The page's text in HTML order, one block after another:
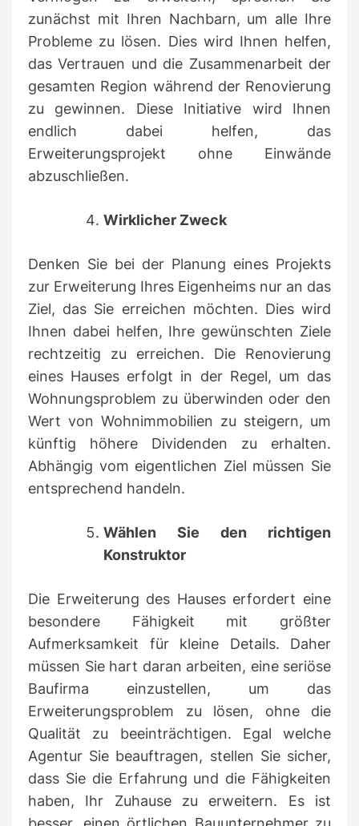
zunächst mit Ihren Nachbarn, um alle Ihre
Probleme zu lösen. Dies wird Ihnen helfen,
das Vertrauen und die Zusammenarbeit der
gesamten Region während der Renovierung
zu gewinnen. Diese Initiative wird Ihnen
endlich dabei helfen, das
Erweiterungsprojekt ohne Einwände
abzuschließen.
Wirklicher Zweck
Denken Sie bei der Planung eines Projekts
zur Erweiterung Ihres Eigenheims nur an das
Ziel, das Sie erreichen möchten. Dies wird
Ihnen dabei helfen, Ihre gewünschten Ziele
rechtzeitig zu erreichen. Die Renovierung
eines Hauses erfolgt in der Regel, um das
Wohnungsproblem zu überwinden oder den
Wert von Wohnimmobilien zu steigern, um
künftig höhere Dividenden zu erhalten.
Abhängig vom eigentlichen Ziel müssen Sie
entsprechend handeln.
Wählen Sie den richtigen
Konstruktor
Die Erweiterung des Hauses erfordert eine
besondere Fähigkeit mit größter
Aufmerksamkeit für kleine Details. Daher
müssen Sie hart daran arbeiten, eine seriöse
Baufirma einzustellen, um das
Erweiterungsproblem zu lösen, ohne die
Qualität zu beeinträchtigen. Egal welche
Agentur Sie beauftragen, stellen Sie sicher,
dass Sie die Erfahrung und die Fähigkeiten
haben, Ihr Zuhause zu erweitern. Es ist